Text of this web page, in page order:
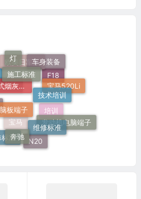
奥迪
欧美日车系
F18
培训
宝马
灯 车身装备
宝马520Li
发动机电脑端子
N20
标准
51 16 嵌入式烟灰缸托架
施工标准
技术培训
维修标准
奔驰
板端子